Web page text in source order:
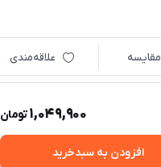
مقایسه علاقه‌مندی
1,049,900تومان
افزودن به سبدخرید